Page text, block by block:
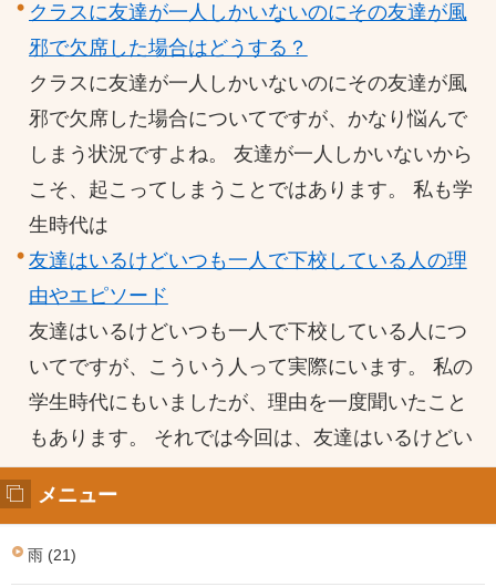
クラスに友達が一人しかいないのにその友達が風
邪で欠席した場合はどうする？
クラスに友達が一人しかいないのにその友達が風
邪で欠席した場合についてですが、かなり悩んで
しまう状況ですよね。 友達が一人しかいないから
こそ、起こってしまうことではあります。 私も学
生時代は
友達はいるけどいつも一人で下校している人の理
由やエピソード
友達はいるけどいつも一人で下校している人につ
いてですが、こういう人って実際にいます。 私の
学生時代にもいましたが、理由を一度聞いたこと
もあります。 それでは今回は、友達はいるけどい
メニュー
雨 (21)